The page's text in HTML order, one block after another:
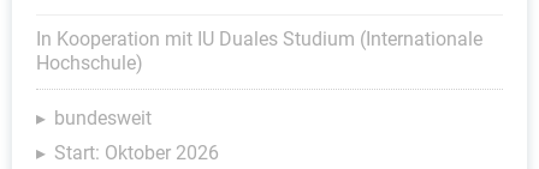
In Kooperation mit IU Duales Studium (Internationale
Hochschule)
bundesweit
Start: Oktober 2026